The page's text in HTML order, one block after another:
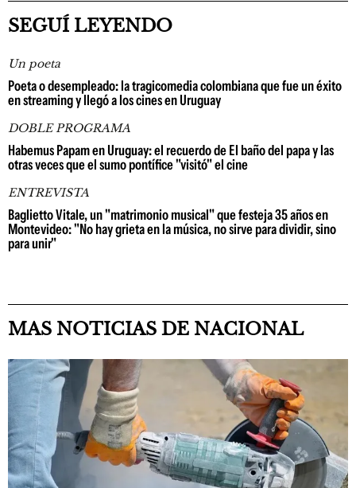
SEGUÍ LEYENDO
Un poeta
Poeta o desempleado: la tragicomedia colombiana que fue un éxito
en streaming y llegó a los cines en Uruguay
DOBLE PROGRAMA
Habemus Papam en Uruguay: el recuerdo de El baño del papa y las
otras veces que el sumo pontífice "visitó" el cine
ENTREVISTA
Baglietto Vitale, un "matrimonio musical" que festeja 35 años en
Montevideo: "No hay grieta en la música, no sirve para dividir, sino
para unir"
MAS NOTICIAS DE NACIONAL